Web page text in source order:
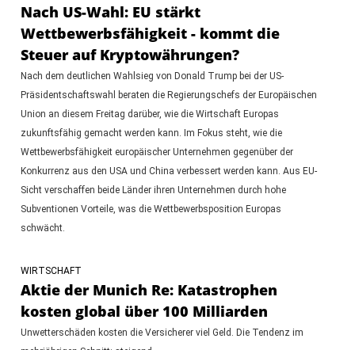
Nach US-Wahl: EU stärkt
Wettbewerbsfähigkeit - kommt die
Steuer auf Kryptowährungen?
Nach dem deutlichen Wahlsieg von Donald Trump bei der US-
Präsidentschaftswahl beraten die Regierungschefs der Europäischen
Union an diesem Freitag darüber, wie die Wirtschaft Europas
zukunftsfähig gemacht werden kann. Im Fokus steht, wie die
Wettbewerbsfähigkeit europäischer Unternehmen gegenüber der
Konkurrenz aus den USA und China verbessert werden kann. Aus EU-
Sicht verschaffen beide Länder ihren Unternehmen durch hohe
Subventionen Vorteile, was die Wettbewerbsposition Europas
schwächt.
WIRTSCHAFT
Aktie der Munich Re: Katastrophen
kosten global über 100 Milliarden
Unwetterschäden kosten die Versicherer viel Geld. Die Tendenz im